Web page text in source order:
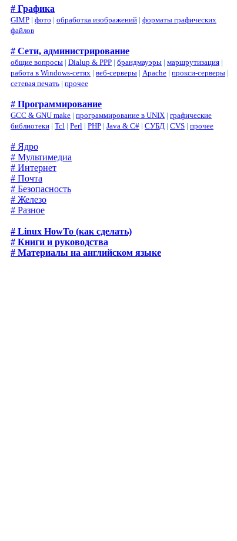
# Графика
GIMP | фото | обработка изображений | форматы графических
файлов
# Сети, администрирование
общие вопросы | Dialup & PPP | брандмауэры | маршрутизация |
работа в Windows-сетях | веб-серверы | Apache | прокси-серверы |
сетевая печать | прочее
# Программирование
GCC & GNU make | программирование в UNIX | графические
библиотеки | Tcl | Perl | PHP | Java & C# | СУБД | CVS | прочее
# Ядро
# Мультимедиа
# Интернет
# Почта
# Безопасность
# Железо
# Разное
# Linux HowTo (как сделать)
# Книги и руководства
# Материалы на английском языке